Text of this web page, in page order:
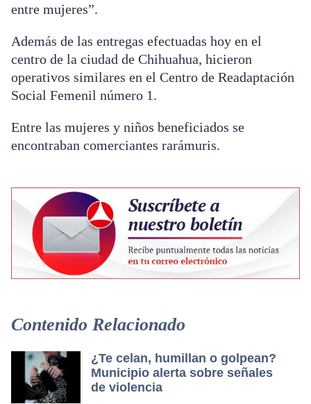
entre mujeres”.
Además de las entregas efectuadas hoy en el
centro de la ciudad de Chihuahua, hicieron
operativos similares en el Centro de Readaptación
Social Femenil número 1.
Entre las mujeres y niños beneficiados se
encontraban comerciantes rarámuris.
Contenido Relacionado
¿Te celan, humillan o golpean?
Municipio alerta sobre señales
de violencia